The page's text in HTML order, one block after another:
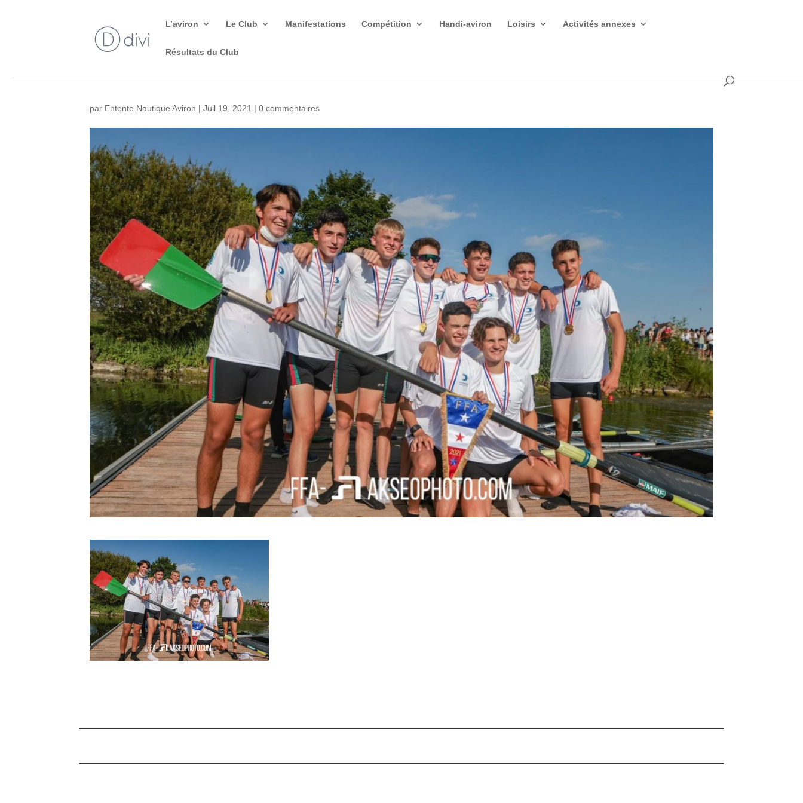
L’aviron Le Club Manifestations Compétition Handi-aviron Loisirs Activités annexes
Résultats du Club
par Entente Nautique Aviron |Juil 19, 2021 |0 commentaires